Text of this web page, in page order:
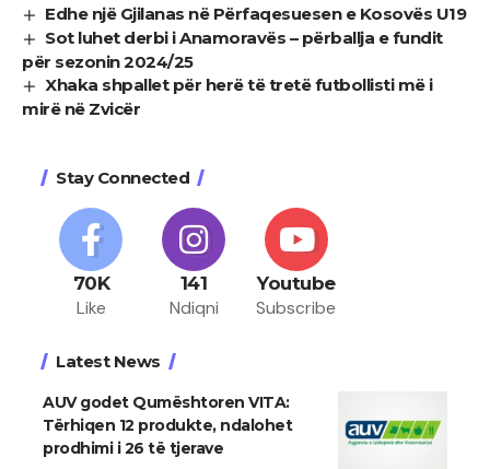
Edhe një Gjilanas në Përfaqesuesen e Kosovës U19
Sot luhet derbi i Anamoravës – përballja e fundit
për sezonin 2024/25
Xhaka shpallet për herë të tretë futbollisti më i
mirë në Zvicër
Stay Connected
70K
Like
141
Ndiqni
Youtube
Subscribe
Latest News
AUV godet Qumështoren VITA:
Tërhiqen 12 produkte, ndalohet
prodhimi i 26 të tjerave